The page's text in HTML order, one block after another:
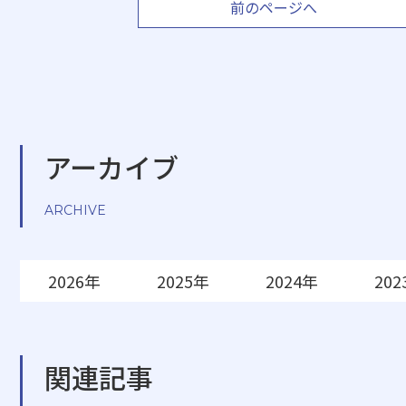
前のページへ
アーカイブ
ARCHIVE
2026年 2025年 2024年
関連記事